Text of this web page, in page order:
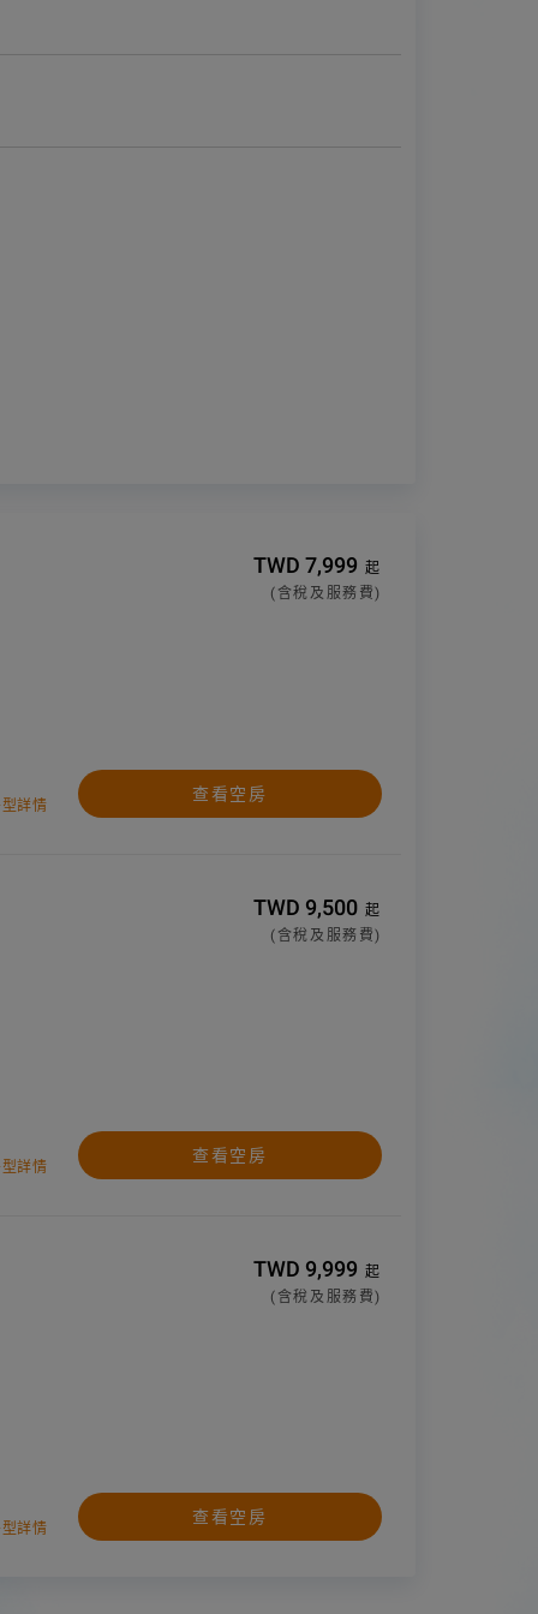
詳情
TWD 7,999 起
(含稅及服務費)
查看空房
詳情
TWD 9,500 起
(含稅及服務費)
查看空房
詳情
TWD 9,999 起
(含稅及服務費)
查看空房